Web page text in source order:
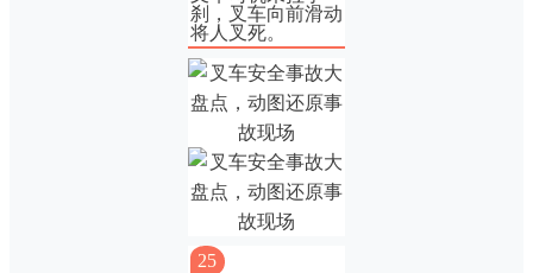
刹，叉车向前滑动
将人叉死。
25